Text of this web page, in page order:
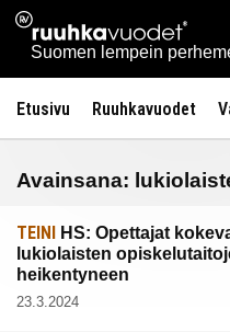
Siirry
sisältöön
Ruuhkavuodet.fi
Suomen lempein
Etusivu Ruuhkavuodet
Avainsana:
TEINI HS: Opettajat
lukiolaisten
heikentyneen
23.3.2024